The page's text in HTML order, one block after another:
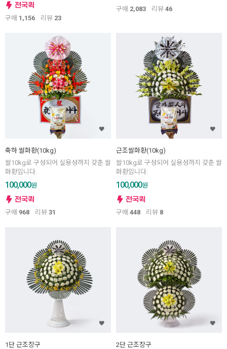
구매 1,156 리뷰 23
구매 2,083 리뷰 46
축하 쌀화환(10kg)
쌀10kg로 구성되어 실용성까지 갖춘 쌀
화환입니다.
100,000원
구매 968 리뷰 31
근조쌀화환(10kg)
쌀10kg로 구성되어 실용성까지 갖춘 쌀
화환입니다.
100,000원
구매 448 리뷰 8
1단 근조장구
2단 근조장구